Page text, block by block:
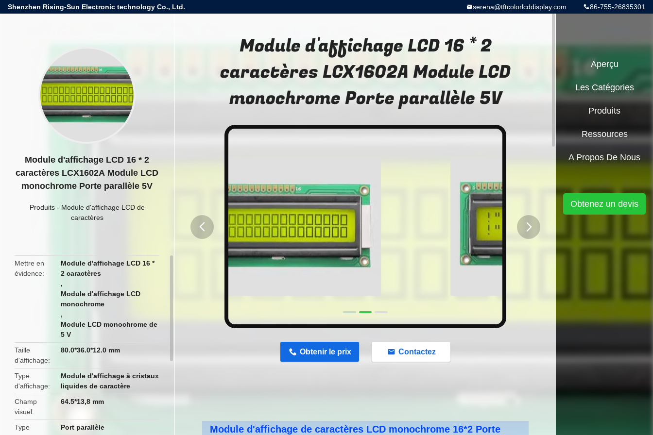
Shenzhen Rising-Sun Electronic technology Co., Ltd. 86-755-26835301
serena@tftcolorlcddisplay.com
Module d'affichage LCD 16 * 2
caractères LCX1602A Module LCD
monochrome Porte parallèle 5V
Produits- Module d'affichage LCD de
caractères
Mettre en
évidence
Module d'affichage LCD 16 *
2 caractères
,
Module d'affichage LCD
monochrome
,
Module LCD monochrome de
5 V
Taille
d'affichage
80.0*36.0*12.0 mm
Type
d'affichage
Module d'affichage à cristaux
liquides de caractère
Champ
visuel
64.5*13,8 mm
Type
Port parallèle
Module d'affichage LCD 16 * 2
caractères LCX1602A Module LCD
monochrome Porte parallèle 5V
Obtenir le prix Contactez
Module d'affichage de caractères LCD monochrome 16*2 Porte
Aperçu
Les Catégories
Produits
Ressources
A Propos De Nous
Obtenez un devis